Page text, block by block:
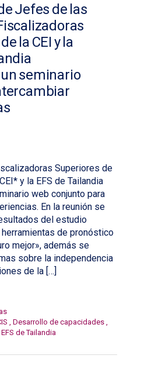
Jefes de las
la CEI y la
seminario
Superiores de
y la EFS de Tailandia
web conjunto para
En la reunión se
del estudio
de pronóstico
mejor», además se
sobre la independencia
de la […]
Desarrollo de capacidades
EFS de Tailandia